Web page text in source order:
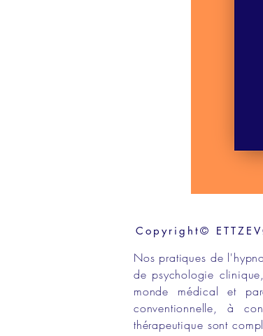
Copyright©
Nos pratiques de
de psychologie clinique,
monde médical et
conventionnelle, à
thérapeutique sont